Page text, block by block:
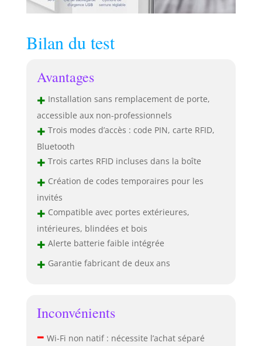
Bilan du test
Avantages
+ Installation sans remplacement de porte,
accessible aux non-professionnels
+ Trois modes d’accès : code PIN, carte RFID,
Bluetooth
+ Trois cartes RFID incluses dans la boîte
+ Création de codes temporaires pour les
invités
+ Compatible avec portes extérieures,
intérieures, blindées et bois
+ Alerte batterie faible intégrée
+ Garantie fabricant de deux ans
Inconvénients
– Wi-Fi non natif : nécessite l’achat séparé